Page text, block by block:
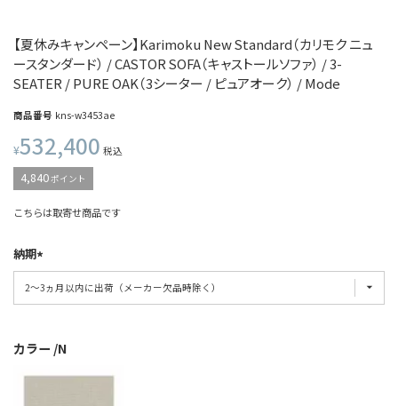
【夏休みキャンペーン】Karimoku New Standard（カリモク ニュ
ースタンダード） / CASTOR SOFA（キャストールソファ） / 3-
SEATER / PURE OAK（3シーター / ピュアオーク） / Mode
商品番号 kns-w3453ae
¥532,400 税込
4,840ポイント
こちらは取寄せ商品です
納期
カラー N